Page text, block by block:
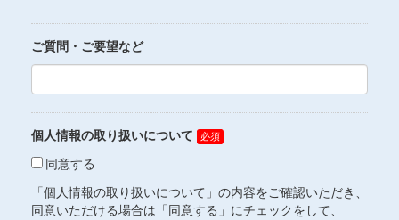
ご質問・ご要望など
個人情報の取り扱いについて
同意する
「個人情報の取り扱いについて」の内容をご確認いただき、
同意いただける場合は「同意する」にチェックをして、